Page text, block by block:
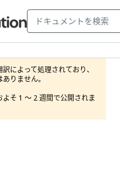
によって処理されており、
りません。
そ 1 ～ 2 週間で公開されま